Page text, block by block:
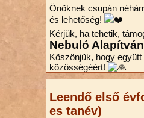
Önöknek csupán
és lehetőség!
Kérjük, ha tehetik,
Nebuló
Köszönjük, hogy
közösségéért!
Leendő első
es tanév)